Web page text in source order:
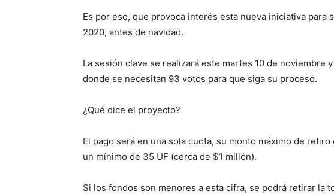
Es por eso, que provoca interés esta nueva iniciativa para
2020, antes de navidad.
La sesión clave se realizará este martes 10 de noviembre
donde se necesitan 93 votos para que siga su proceso.
¿Qué dice el proyecto?
El pago será en una sola cuota, su monto máximo de
un mínimo de 35 UF (cerca de $1 millón).
Si los fondos son menores a esta cifra, se podrá retirar la